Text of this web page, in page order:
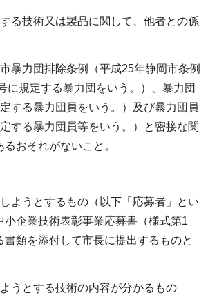
る技術又は製品に関して、他者との係
暴力団排除条例（平成25年静岡市条例
に規定する暴力団をいう。）、暴力団
する暴力団員をいう。）及び暴力団員
する暴力団員等をいう。）と密接な関
おそれがないこと。
ようとするもの（以下「応募者」とい
小企業技術表彰事業応募書（様式第1
類を添付して市長に提出するものと
うとする技術の内容が分かるもの